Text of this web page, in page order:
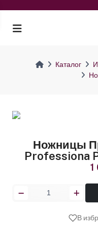
Каталог
Ножницы
Professiona
1
В